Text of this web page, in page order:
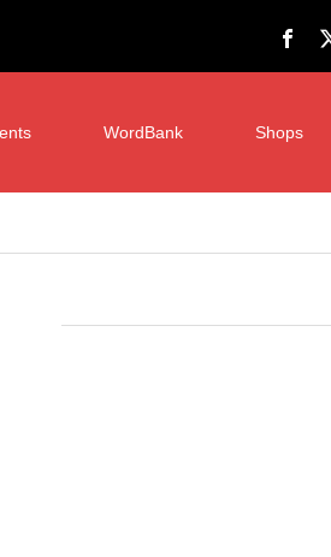
WordBank Shops